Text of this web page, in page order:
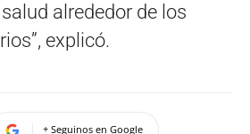
alrededor de los
explicó.
+ Seguinos en Google